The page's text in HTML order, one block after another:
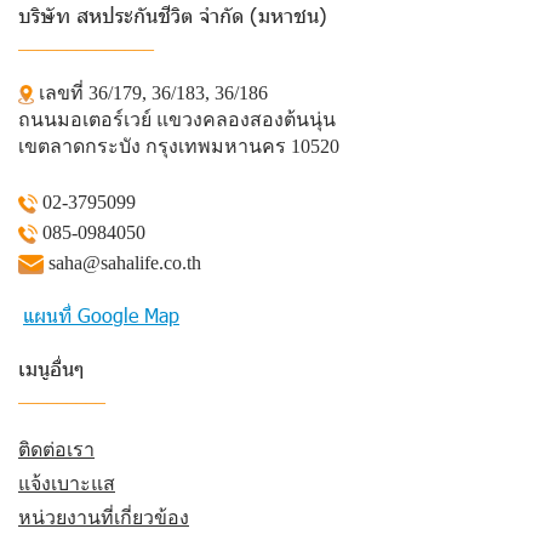
บริษัท สหประกันชีวิต จำกัด (มหาชน)
เลขที่ 36/179, 36/183, 36/186
ถนนมอเตอร์เวย์ แขวงคลองสองต้นนุ่น
เขตลาดกระบัง กรุงเทพมหานคร 10520
02-3795099
085-0984050
saha@sahalife.co.th
แผนที่ Google Map
เมนูอื่นๆ
ติดต่อเรา
แจ้งเบาะแส
หน่วยงานที่เกี่ยวข้อง